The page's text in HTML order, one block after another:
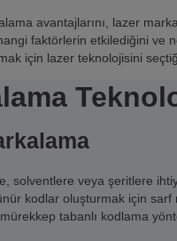
avantajlarını, lazer
faktörlerin etkilediğini ve
için lazer teknolojisini
solventlere veya şeritlere
kodlar oluşturmak için
tabanlı kodlama